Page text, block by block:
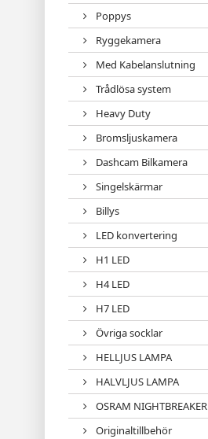
Poppys
Ryggekamera
Med Kabelanslutning
Trådlösa system
Heavy Duty
Bromsljuskamera
Dashcam Bilkamera
Singelskärmar
Billys
LED konvertering
H1 LED
H4 LED
H7 LED
Övriga socklar
HELLJUS LAMPA
HALVLJUS LAMPA
OSRAM NIGHTBREAKER
Originaltillbehör